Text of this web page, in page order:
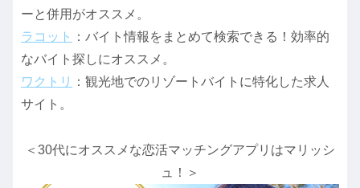
ーと併用がオススメ。
ラコット
：バイト情報をまとめて検索できる！効率的
なバイト探しにオススメ。
ワクトリ
：観光地でのリゾートバイトに特化した求人
サイト。
＜30代にオススメな恋活マッチングアプリはマリッシ
ュ！＞